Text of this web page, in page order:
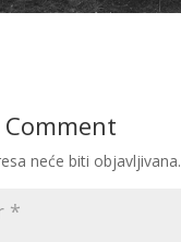
neće biti objavljivana.